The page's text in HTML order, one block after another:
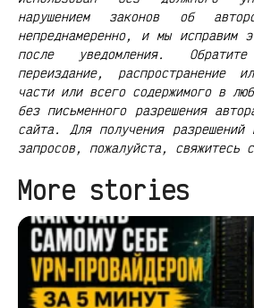
нарушением законов об
непреднамеренно, и мы исправим
после уведомления.
переиздание, распространение
части или всего содержимого в
без письменного разрешения
сайта. Для получения разрешений
запросов, пожалуйста, свяжитесь
More stories